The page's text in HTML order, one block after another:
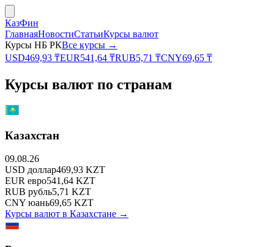
КазФин
ГлавнаяНовостиСтатьиКурсы валют
Курсы НБ РКВсе курсы →
USD469,93 ₸EUR541,64 ₸RUB5,71 ₸CNY69,65 ₸
Курсы валют по странам
Казахстан
09.08.26
USD доллар469,93 KZT
EUR евро541,64 KZT
RUB рубль5,71 KZT
CNY юань69,65 KZT
Курсы валют в Казахстане →